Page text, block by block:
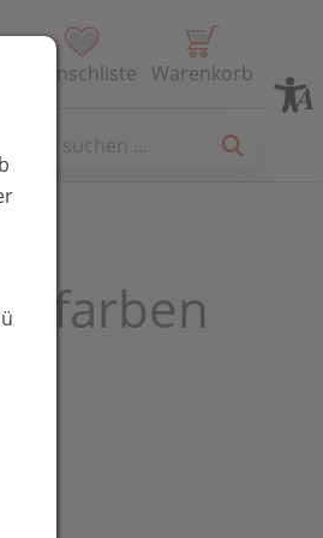
Wunschliste Warenkorb